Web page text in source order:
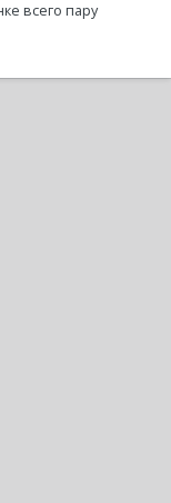
всего пару